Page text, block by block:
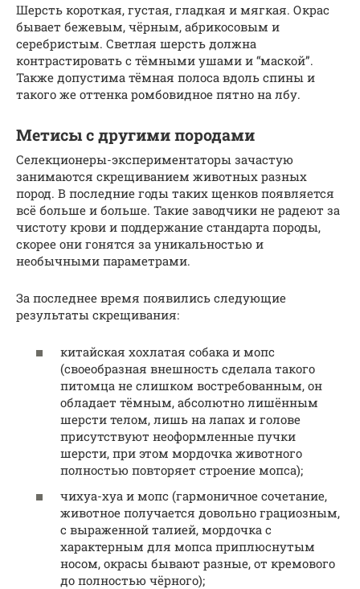
Шерсть короткая, густая, гладкая и мягкая. Окрас
бывает бежевым, чёрным, абрикосовым и
серебристым. Светлая шерсть должна
контрастировать с тёмными ушами и “маской”.
Также допустима тёмная полоса вдоль спины и
такого же оттенка ромбовидное пятно на лбу.
Метисы с другими породами
Селекционеры-экспериментаторы зачастую
занимаются скрещиванием животных разных
пород. В последние годы таких щенков появляется
всё больше и больше. Такие заводчики не радеют за
чистоту крови и поддержание стандарта породы,
скорее они гонятся за уникальностью и
необычными параметрами.
За последнее время появились следующие
результаты скрещивания:
китайская хохлатая собака и мопс
(своеобразная внешность сделала такого
питомца не слишком востребованным, он
обладает тёмным, абсолютно лишённым
шерсти телом, лишь на лапах и голове
присутствуют неоформленные пучки
шерсти, при этом мордочка животного
полностью повторяет строение мопса);
чихуа-хуа и мопс (гармоничное сочетание,
животное получается довольно грациозным,
с выраженной талией, мордочка с
характерным для мопса приплюснутым
носом, окрасы бывают разные, от кремового
до полностью чёрного);